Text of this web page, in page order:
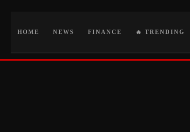
HOME NEWS FINANCE 🔥 TRENDING